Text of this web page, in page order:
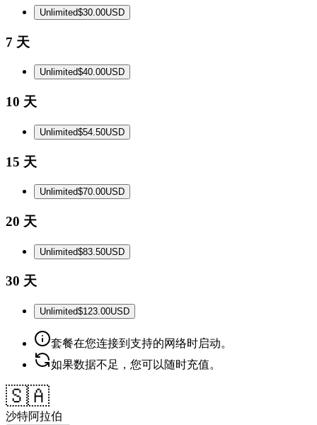
Unlimited$30.00USD
7 天
Unlimited$40.00USD
10 天
Unlimited$54.50USD
15 天
Unlimited$70.00USD
20 天
Unlimited$83.50USD
30 天
Unlimited$123.00USD
套餐在您连接到支持的网络时启动。
如果数据不足，您可以随时充值。
🇸🇦
沙特阿拉伯